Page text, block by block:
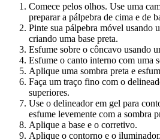
Comece pelos olhos. Use uma
preparar a pálpebra de cima e de
Pinte sua pálpebra móvel usando
criando uma base preta.
Esfume sobre o côncavo usando
Esfume o canto interno com uma
Aplique uma sombra preta e
Faça um traço fino com o
superiores.
Use o delineador em gel para
esfume levemente com a sombra
Aplique a base e o corretivo.
Aplique o contorno e o iluminador.